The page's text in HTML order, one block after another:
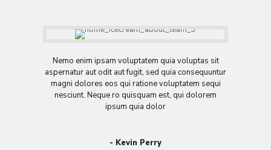
Nemo enim ipsam voluptatem quia voluptas sit
aspernatur aut odit aut fugit, sed quia consequuntur
magni dolores eos qui ratione voluptatem sequi
nesciunt. Neque ro quisquam est, qui dolorem
ipsum quia dolor
- Kevin Perry